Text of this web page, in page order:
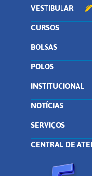
VESTIBULAR
CURSOS
BOLSAS
POLOS
INSTITUCIONAL
NOTÍCIAS
SERVIÇOS
CENTRAL DE